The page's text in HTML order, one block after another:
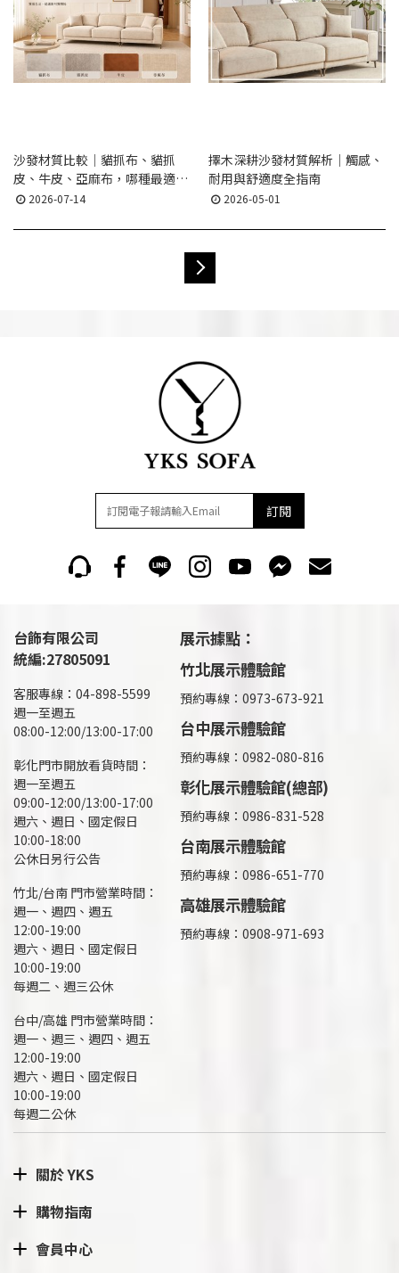
沙發材質比較｜貓抓布、貓抓
皮、牛皮、亞麻布，哪種最適合
你？2026-07-14
擇木深耕沙發材質解析｜觸感、
耐用與舒適度全指南
2026-05-01
訂閱
台飾有限公司
統編:27805091
客服專線：04-898-5599
週一至週五
08:00-12:00/13:00-17:00
彰化門市開放看貨時間：
週一至週五
09:00-12:00/13:00-17:00
週六、週日、國定假日
10:00-18:00
公休日另行公告
竹北/台南 門市營業時間：
週一、週四、週五
12:00-19:00
週六、週日、國定假日
10:00-19:00
每週二、週三公休
台中/高雄 門市營業時間：
週一、週三、週四、週五
12:00-19:00
週六、週日、國定假日
10:00-19:00
每週二公休
展示據點：
竹北展示體驗館
預約專線：0973-673-921
台中展示體驗館
預約專線：0982-080-816
彰化展示體驗館(總部)
預約專線： 0986-831-528
台南展示體驗館
預約專線：0986-651-770
高雄展示體驗館
預約專線： 0908-971-693
關於 YKS
購物指南
會員中心